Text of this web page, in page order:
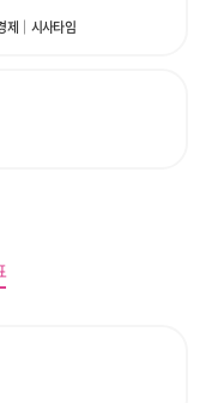
제｜시사타임